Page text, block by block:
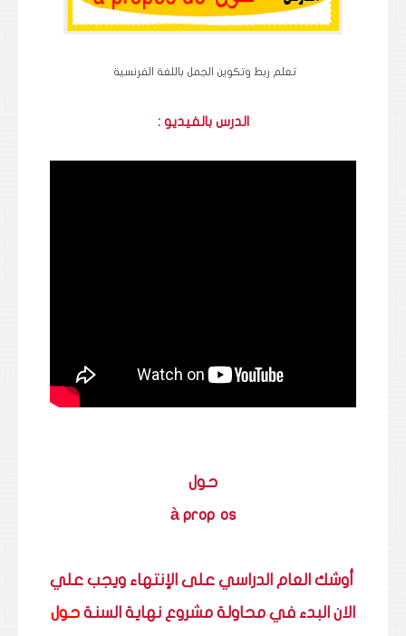
تعلم ربط وتكوين الجمل باللغة الفرنسية
الدرس بالفيديو :
حول
à prop os
أوشك العام الدراسي على الإنتهاء ويجب علي
الان البدء في محاولة مشروع نهاية السنة حول